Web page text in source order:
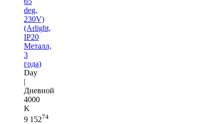
deg,
230V)
(Arlight,
IP20
Металл,
3
года)
Day
|
Дневной
4000
K
9 15274